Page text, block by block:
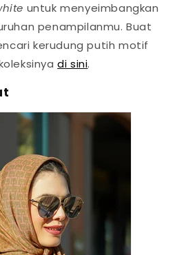
untuk menyeimbangkan
penampilanmu. Buat
kerudung putih motif
di sini.